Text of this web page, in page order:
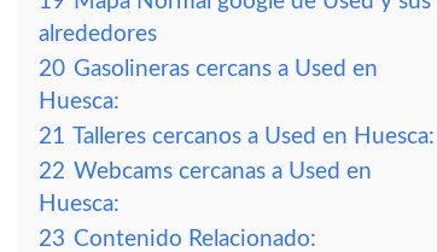
alrededores
20 Gasolineras cercans a Used en
Huesca:
21 Talleres cercanos a Used en Huesca:
22 Webcams cercanas a Used en
Huesca:
23 Contenido Relacionado: